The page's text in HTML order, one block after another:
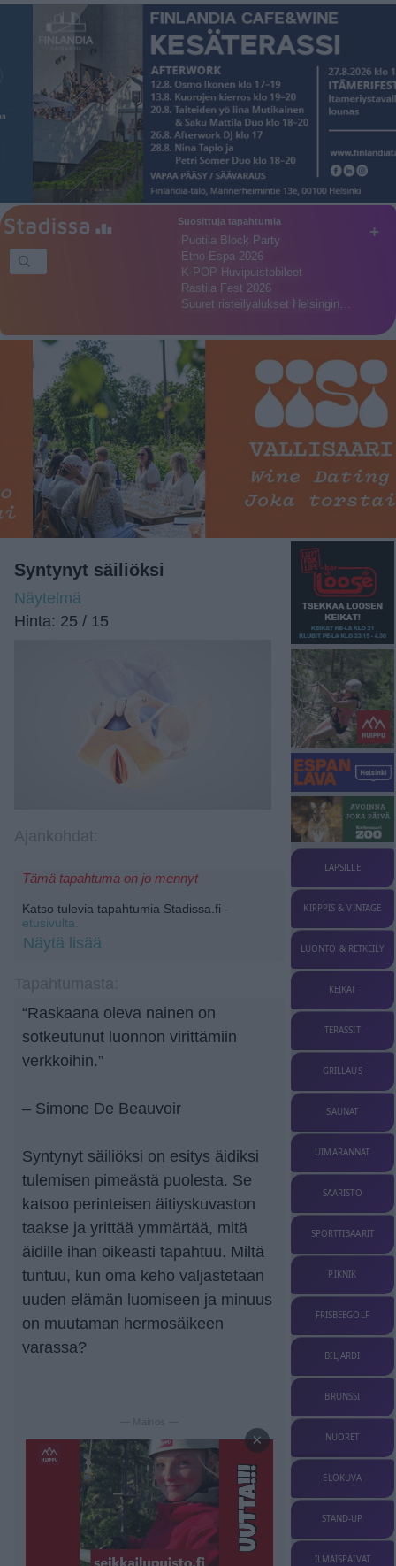
+
Suosittuja tapahtumia
Puotila Block Party
Etno-Espa 2026
K-POP Huvipuistobileet
Rastila Fest 2026
Suuret risteilyalukset Helsingin…
Syntynyt säiliöksi
Näytelmä
Hinta: 25 / 15
Tämä tapahtuma on jo mennyt
Katso tulevia tapahtumia Stadissa.fi -
etusivulta.
Näytä lisää
“Raskaana oleva nainen on
sotkeutunut luonnon virittämiin
verkkoihin.”
– Simone De Beauvoir
Syntynyt säiliöksi on esitys äidiksi
tulemisen pimeästä puolesta. Se
katsoo perinteisen äitiyskuvaston
taakse ja yrittää ymmärtää, mitä
äidille ihan oikeasti tapahtuu. Miltä
tuntuu, kun oma keho valjastetaan
uuden elämän luomiseen ja minuus
on muutaman hermosäikeen
varassa?
— Mainos —
×
LAPSILLE
KIRPPIS & VINTAGE
LUONTO & RETKEILY
KEIKAT
TERASSIT
GRILLAUS
SAUNAT
UIMARANNAT
SAARISTO
SPORTTIBAARIT
PIKNIK
FRISBEEGOLF
BILJARDI
BRUNSSI
NUORET
ELOKUVA
STAND-UP
ILMAISPÄIVÄT